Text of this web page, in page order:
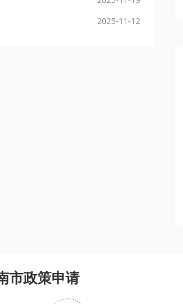
2025-11-12
市政策申请